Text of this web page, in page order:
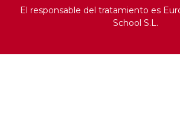
El responsable del tratamiento es
School S.L.